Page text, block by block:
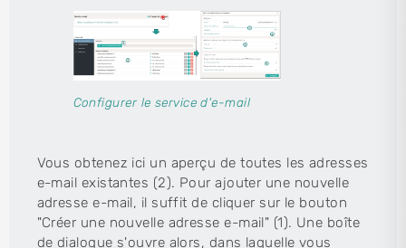
Configurer le service d'e-mail
Vous obtenez ici un aperçu de toutes les adresses
e-mail existantes (2). Pour ajouter une nouvelle
adresse e-mail, il suffit de cliquer sur le bouton
"Créer une nouvelle adresse e-mail" (1). Une boîte
de dialogue s'ouvre alors, dans laquelle vous